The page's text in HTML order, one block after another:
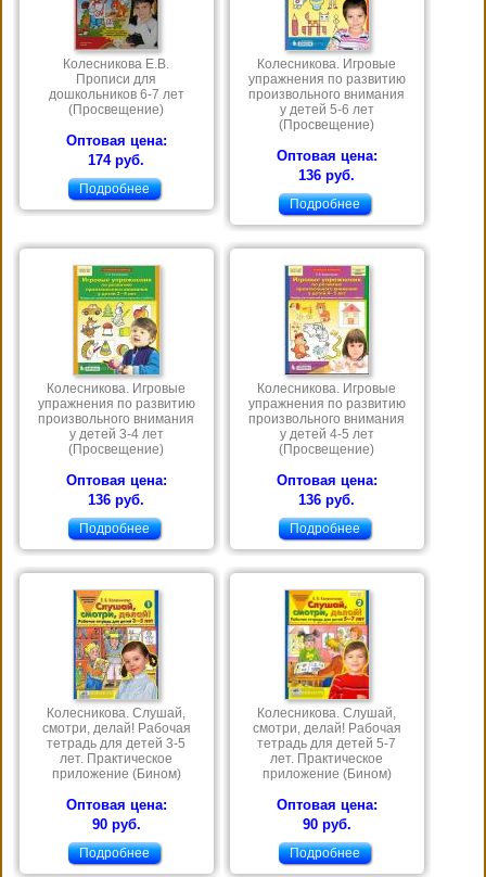
Колесникова Е.В.
Прописи для
дошкольников 6-7 лет
(Просвещение)
Оптовая цена:
174 руб.
Подробнее
Колесникова. Игровые
упражнения по развитию
произвольного внимания
у детей 5-6 лет
(Просвещение)
Оптовая цена:
136 руб.
Подробнее
Колесникова. Игровые
упражнения по развитию
произвольного внимания
у детей 3-4 лет
(Просвещение)
Оптовая цена:
136 руб.
Подробнее
Колесникова. Игровые
упражнения по развитию
произвольного внимания
у детей 4-5 лет
(Просвещение)
Оптовая цена:
136 руб.
Подробнее
Колесникова. Слушай,
смотри, делай! Рабочая
тетрадь для детей 3-5
лет. Практическое
приложение (Бином)
Оптовая цена:
90 руб.
Подробнее
Колесникова. Слушай,
смотри, делай! Рабочая
тетрадь для детей 5-7
лет. Практическое
приложение (Бином)
Оптовая цена:
90 руб.
Подробнее